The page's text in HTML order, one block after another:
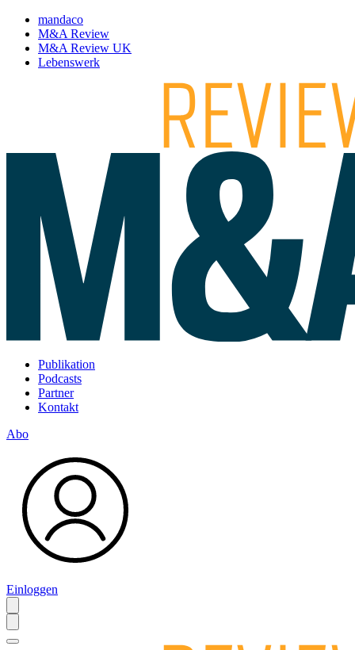
mandaco
M&A Review
M&A Review UK
Lebenswerk
Publikation
Podcasts
Partner
Kontakt
Abo
Einloggen